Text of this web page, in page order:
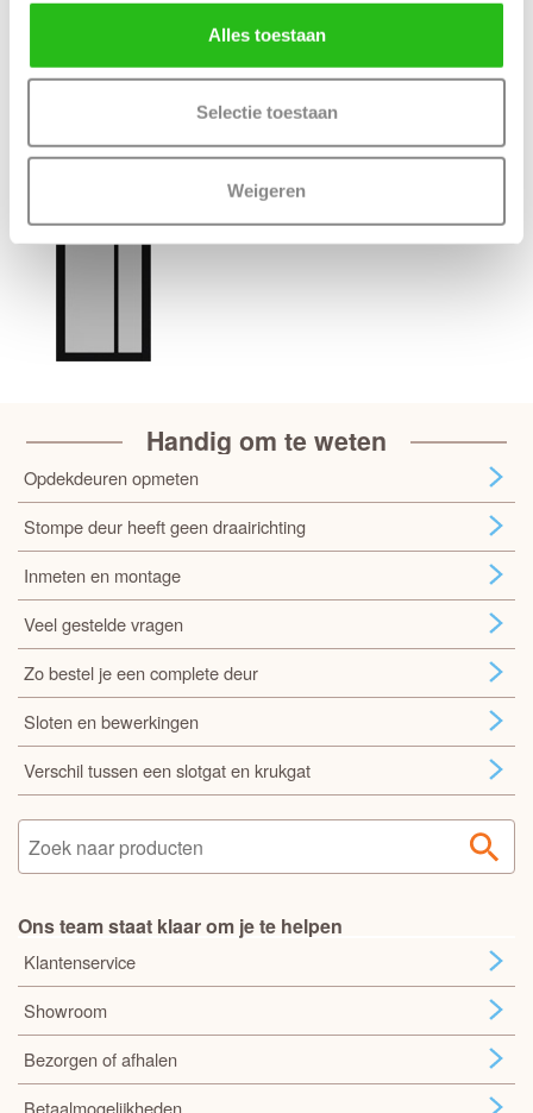
Alles toestaan
Selectie toestaan
Weigeren
Terug
Bijpassende Weekamp deuren
Handig om te weten
Opdekdeuren opmeten
Stompe deur heeft geen draairichting
Inmeten en montage
Veel gestelde vragen
Zo bestel je een complete deur
Sloten en bewerkingen
Verschil tussen een slotgat en krukgat
Ons team staat klaar om je te helpen
Klantenservice
Showroom
Bezorgen of afhalen
Betaalmogelijkheden